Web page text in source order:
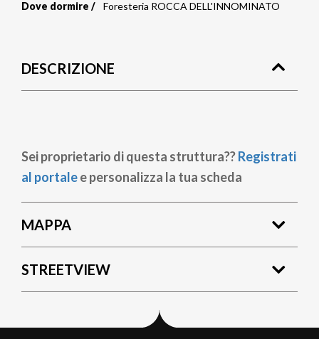
pane
Dove dormire Foresteria ROCCA DELL'INNOMINATO
DESCRIZIONE
Sei proprietario di questa struttura??Registrati
al portalee personalizza la tua scheda
MAPPA
STREETVIEW